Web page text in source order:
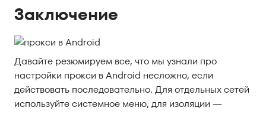
Заключение
Давайте резюмируем все, что мы узнали про
настройки прокси в Android несложно, если
действовать последовательно. Для отдельных сетей
используйте системное меню, для изоляции —